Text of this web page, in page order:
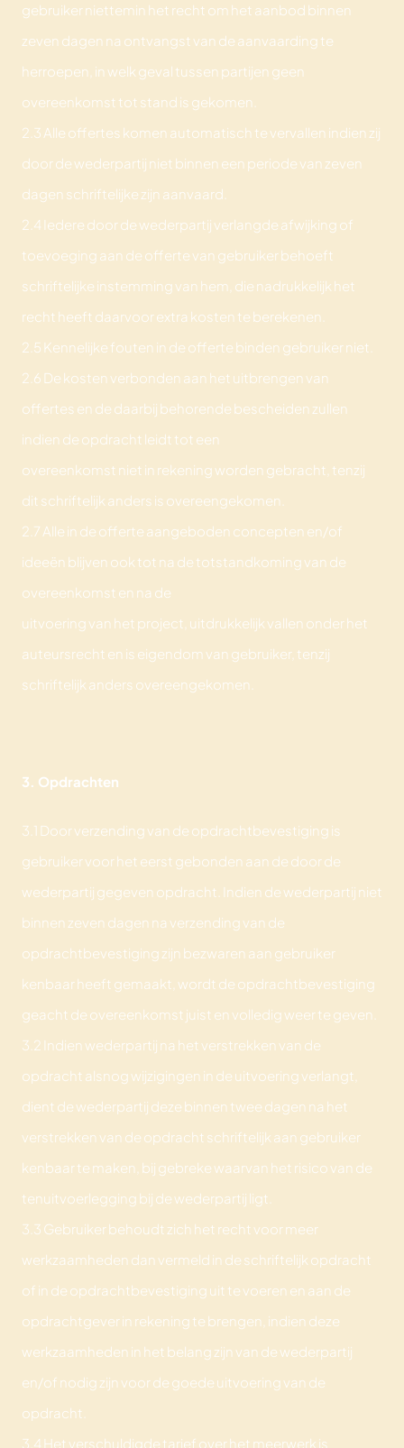
gebruiker niettemin het recht om het aanbod binnen
zeven dagen na ontvangst van de aanvaarding te
herroepen, in welk geval tussen partijen geen
overeenkomst tot stand is gekomen.
2.3 Alle offertes komen automatisch te vervallen indien zij
door de wederpartij niet binnen een periode van zeven
dagen schriftelijke zijn aanvaard.
2.4 Iedere door de wederpartij verlangde afwijking of
toevoeging aan de offerte van gebruiker behoeft
schriftelijke instemming van hem, die nadrukkelijk het
recht heeft daarvoor extra kosten te berekenen.
2.5 Kennelijke fouten in de offerte binden gebruiker niet.
2.6 De kosten verbonden aan het uitbrengen van
offertes en de daarbij behorende bescheiden zullen
indien de opdracht leidt tot een
overeenkomst niet in rekening worden gebracht, tenzij
dit schriftelijk anders is overeengekomen.
2.7 Alle in de offerte aangeboden concepten en/of
ideeën blijven ook tot na de totstandkoming van de
overeenkomst en na de
uitvoering van het project, uitdrukkelijk vallen onder het
auteursrecht en is eigendom van gebruiker, tenzij
schriftelijk anders overeengekomen.
3. Opdrachten
3.1 Door verzending van de opdrachtbevestiging is
gebruiker voor het eerst gebonden aan de door de
wederpartij gegeven opdracht. Indien de wederpartij niet
binnen zeven dagen na verzending van de
opdrachtbevestiging zijn bezwaren aan gebruiker
kenbaar heeft gemaakt, wordt de opdrachtbevestiging
geacht de overeenkomst juist en volledig weer te geven.
3.2 Indien wederpartij na het verstrekken van de
opdracht alsnog wijzigingen in de uitvoering verlangt,
dient de wederpartij deze binnen twee dagen na het
verstrekken van de opdracht schriftelijk aan gebruiker
kenbaar te maken, bij gebreke waarvan het risico van de
tenuitvoerlegging bij de wederpartij ligt.
3.3 Gebruiker behoudt zich het recht voor meer
werkzaamheden dan vermeld in de schriftelijk opdracht
of in de opdrachtbevestiging uit te voeren en aan de
opdrachtgever in rekening te brengen, indien deze
werkzaamheden in het belang zijn van de wederpartij
en/of nodig zijn voor de goede uitvoering van de
opdracht.
3.4 Het verschuldigde tarief over het meerwerk is